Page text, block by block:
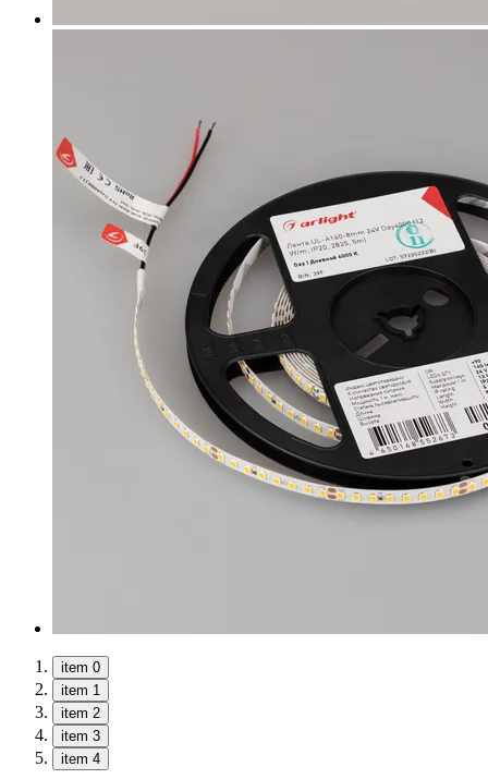
item 0
item 1
item 2
item 3
item 4